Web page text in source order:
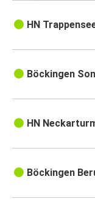
HN
Böckingen
HN
Böckingen